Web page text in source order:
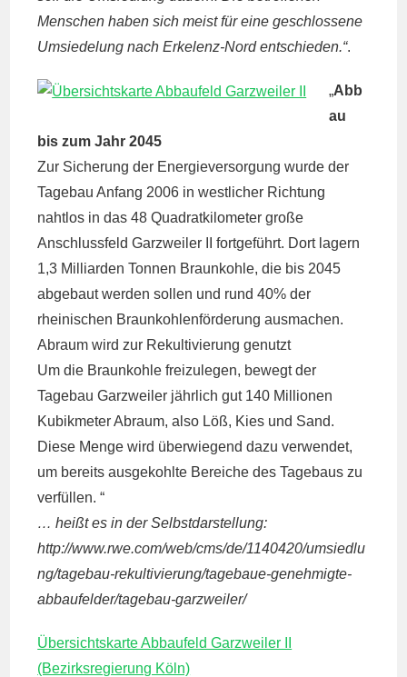
Menschen haben sich meist für eine geschlossene
Umsiedelung nach Erkelenz-Nord entschieden.“.
„Abb
au
bis zum Jahr 2045
Zur Sicherung der Energieversorgung wurde der
Tagebau Anfang 2006 in westlicher Richtung
nahtlos in das 48 Quadratkilometer große
Anschlussfeld Garzweiler II fortgeführt. Dort lagern
1,3 Milliarden Tonnen Braunkohle, die bis 2045
abgebaut werden sollen und rund 40% der
rheinischen Braunkohlenförderung ausmachen.
Abraum wird zur Rekultivierung genutzt
Um die Braunkohle freizulegen, bewegt der
Tagebau Garzweiler jährlich gut 140 Millionen
Kubikmeter Abraum, also Löß, Kies und Sand.
Diese Menge wird überwiegend dazu verwendet,
um bereits ausgekohlte Bereiche des Tagebaus zu
verfüllen. “
… heißt es in der Selbstdarstellung:
http://www.rwe.com/web/cms/de/1140420/umsiedlu
ng/tagebau-rekultivierung/tagebaue-genehmigte-
abbaufelder/tagebau-garzweiler/
Übersichtskarte Abbaufeld Garzweiler II
(Bezirksregierung Köln)